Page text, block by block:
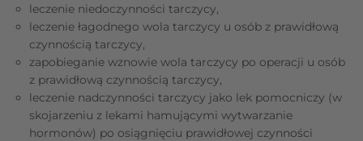
leczenie niedoczynności tarczycy,
leczenie łagodnego wola tarczycy u osób z prawidłową
czynnością tarczycy,
zapobieganie wznowie wola tarczycy po operacji u osób
z prawidłową czynnością tarczycy,
leczenie nadczynności tarczycy jako lek pomocniczy (w
skojarzeniu z lekami hamującymi wytwarzanie
hormonów) po osiągnięciu prawidłowej czynności